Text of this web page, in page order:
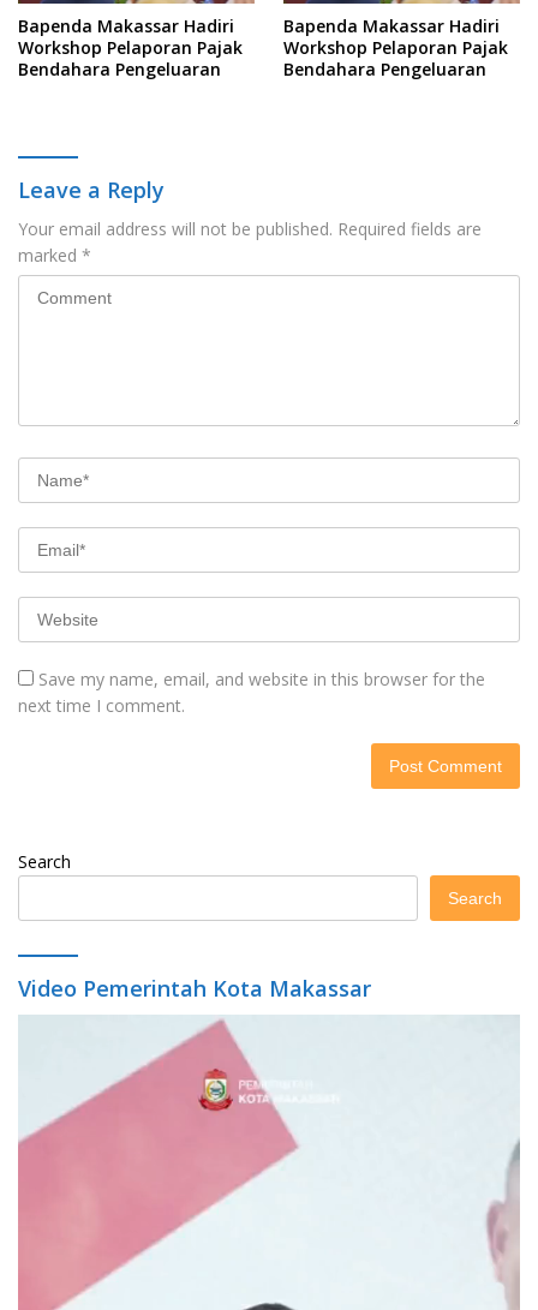
Bapenda Makassar Hadiri
Workshop Pelaporan Pajak
Bendahara Pengeluaran
Bapenda Makassar Hadiri
Workshop Pelaporan Pajak
Bendahara Pengeluaran
Leave a Reply
Your email address will not be published. Required fields are
marked *
Save my name, email, and website in this browser for the
next time I comment.
Search
Search
Video Pemerintah Kota Makassar